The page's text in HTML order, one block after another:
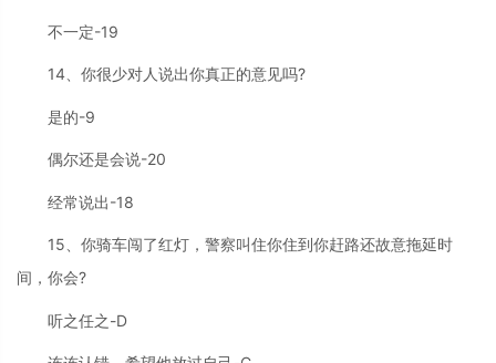
不一定-19
14、你很少对人说出你真正的意见吗?
是的-9
偶尔还是会说-20
经常说出-18
15、你骑车闯了红灯，警察叫住你住到你赶路还故意拖延时
间，你会?
听之任之-D